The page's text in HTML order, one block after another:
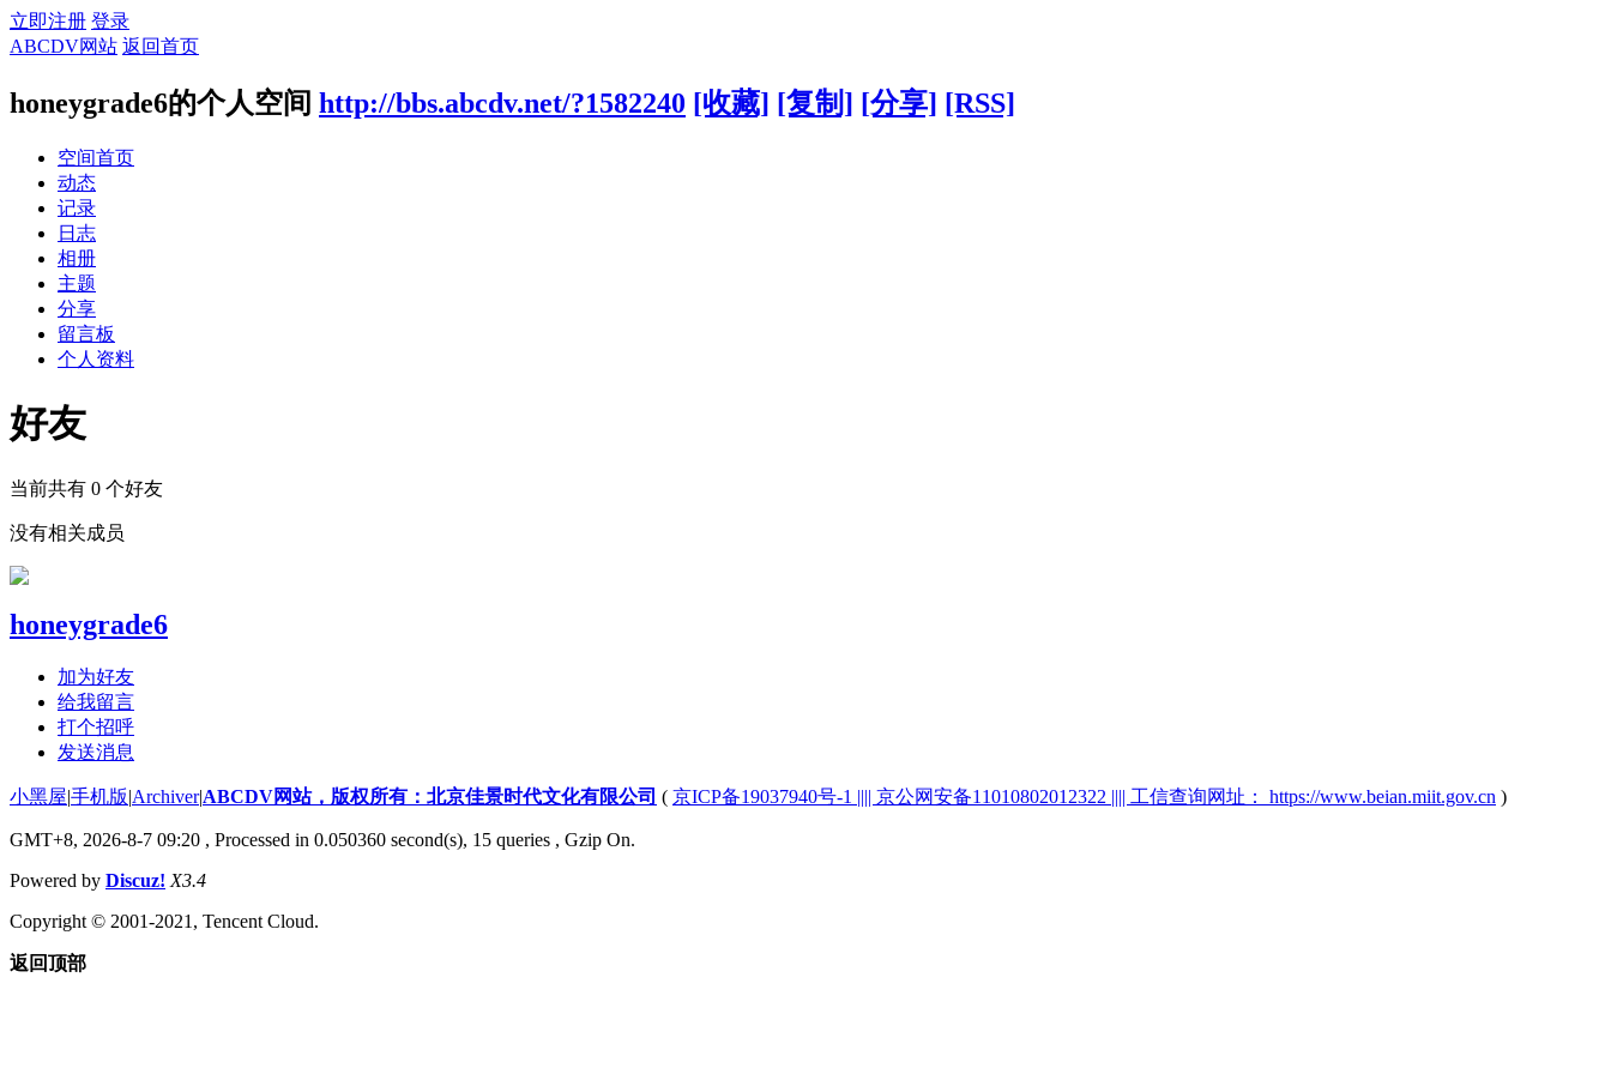
立即注册 登录
ABCDV网站 返回首页
honeygrade6的个人空间 http://bbs.abcdv.net/?1582240 [收藏] [复制] [分享] [RSS]
空间首页
动态
记录
日志
相册
主题
分享
留言板
个人资料
好友
当前共有 0 个好友
没有相关成员
honeygrade6
加为好友
给我留言
打个招呼
发送消息
小黑屋|手机版|Archiver|ABCDV网站，版权所有：北京佳景时代文化有限公司 ( 京ICP备19037940号-1 |||| 京公网安备11010802012322 |||| 工信查询网址： https://www.beian.miit.gov.cn )
GMT+8, 2026-8-7 09:20 , Processed in 0.050360 second(s), 15 queries , Gzip On.
Powered by Discuz! X3.4
Copyright © 2001-2021, Tencent Cloud.
返回顶部